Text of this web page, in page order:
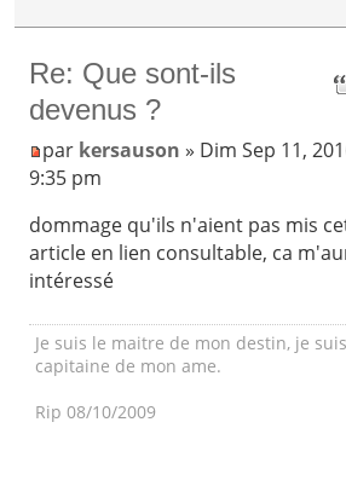
Re: Que sont-ils
devenus ?
par kersauson » Dim Sep 11,
9:35 pm
dommage qu'ils n'aient pas mis
article en lien consultable, ca
intéressé
Je suis le maitre de mon destin, je
capitaine de mon ame.
Rip 08/10/2009